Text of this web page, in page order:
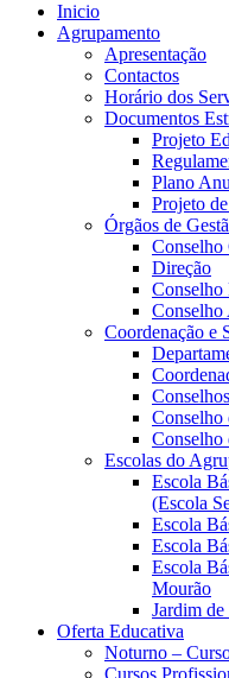
Inicio
Agrupamento
Apresentação
Contactos
Horário dos
Documentos
Projeto
Plano
Projeto
Órgãos de
Conselho
Direção
Conselho
Coordenação e
Conselho
Conselho
Escolas do
Escola
(Escola
Escola
Escola
Escola
Mourão
Jardim de
Oferta Educativa
Noturno –
Cursos